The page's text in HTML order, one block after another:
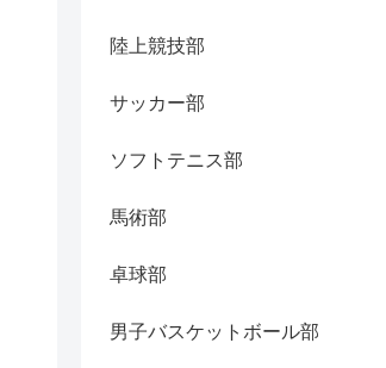
陸上競技部
サッカー部
ソフトテニス部
馬術部
卓球部
男子バスケットボール部